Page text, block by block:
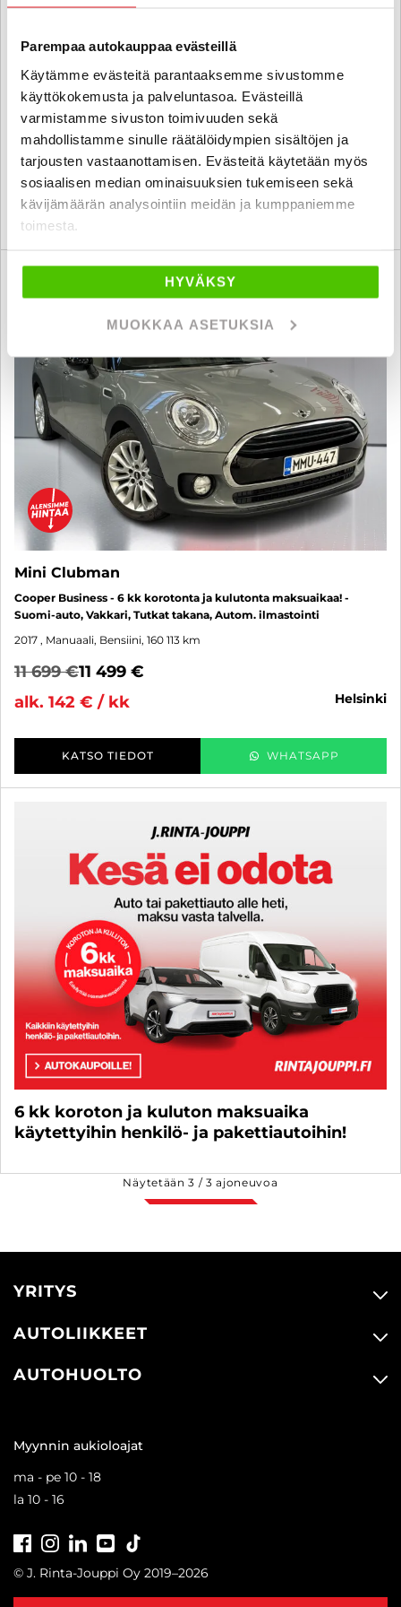
Parempaa autokauppaa evästeillä
Käytämme evästeitä parantaaksemme sivustomme
käyttökokemusta ja palveluntasoa. Evästeillä
varmistamme sivuston toimivuuden sekä
mahdollistamme sinulle räätälöidympien sisältöjen ja
tarjousten vastaanottamisen. Evästeitä käytetään myös
sosiaalisen median ominaisuuksien tukemiseen sekä
kävijämäärän analysointiin meidän ja kumppaniemme
toimesta.
HYVÄKSY
MUOKKAA ASETUKSIA
Suomi-auto, LED, Tutkat, Vakkari - J. autoturva
2019 , Automaatti, Bensiini, 130 000 km
17 880 €
alk. 203 € / kk
kuopio
6 kk korotonta ja kulutonta
Mini Clubman
Cooper Business - 6 kk korotonta ja kulutonta maksuaikaa! -
Suomi-auto, Vakkari, Tutkat takana, Autom. ilmastointi
2017 , Manuaali, Bensiini, 160 113 km
11 699 €11 499 €
alk. 142 € / kk
helsinki
KATSO TIEDOT WHATSAPP
6 kk koroton ja kuluton maksuaika
käytettyihin henkilö- ja pakettiautoihin!
Näytetään3 /3 ajoneuvoa
YRITYS
AUTOLIIKKEET
AUTOHUOLTO
Myynnin aukioloajat
ma - pe 10 - 18
la 10 - 16
FacebookInstagramLinkedInYoutube
© J. Rinta-Jouppi Oy 2019–2026